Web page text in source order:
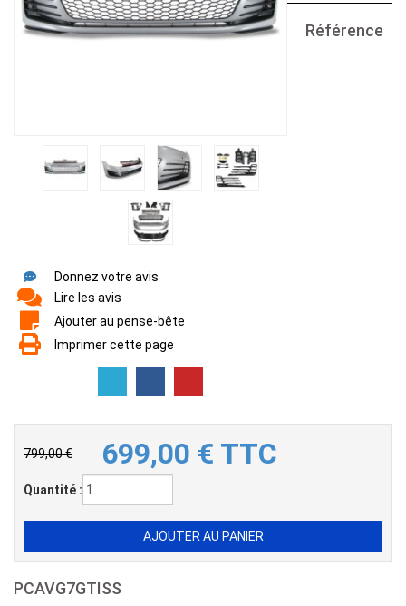
Donnez votre avis
Lire les avis
Ajouter au pense-bête
Imprimer cette page
799,00 € 699,00 € TTC
Quantité :
Référence
PCAVG7GTISS